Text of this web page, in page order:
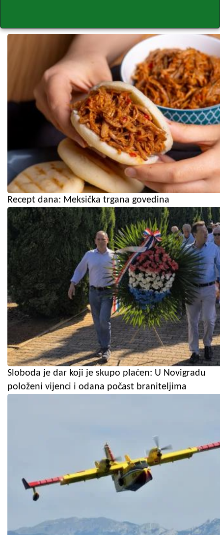
Recept dana: Meksička trgana govedina
Sloboda je dar koji je skupo plaćen: U Novigradu
položeni vijenci i odana počast braniteljima